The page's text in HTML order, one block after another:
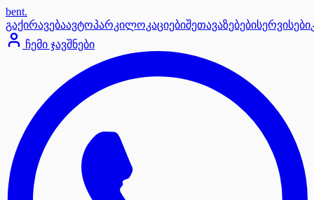
bent.
გაქირავებაავტოპარკილოკაციებიშეთავაზებებისერვისები
ჩემი ჯავშნები